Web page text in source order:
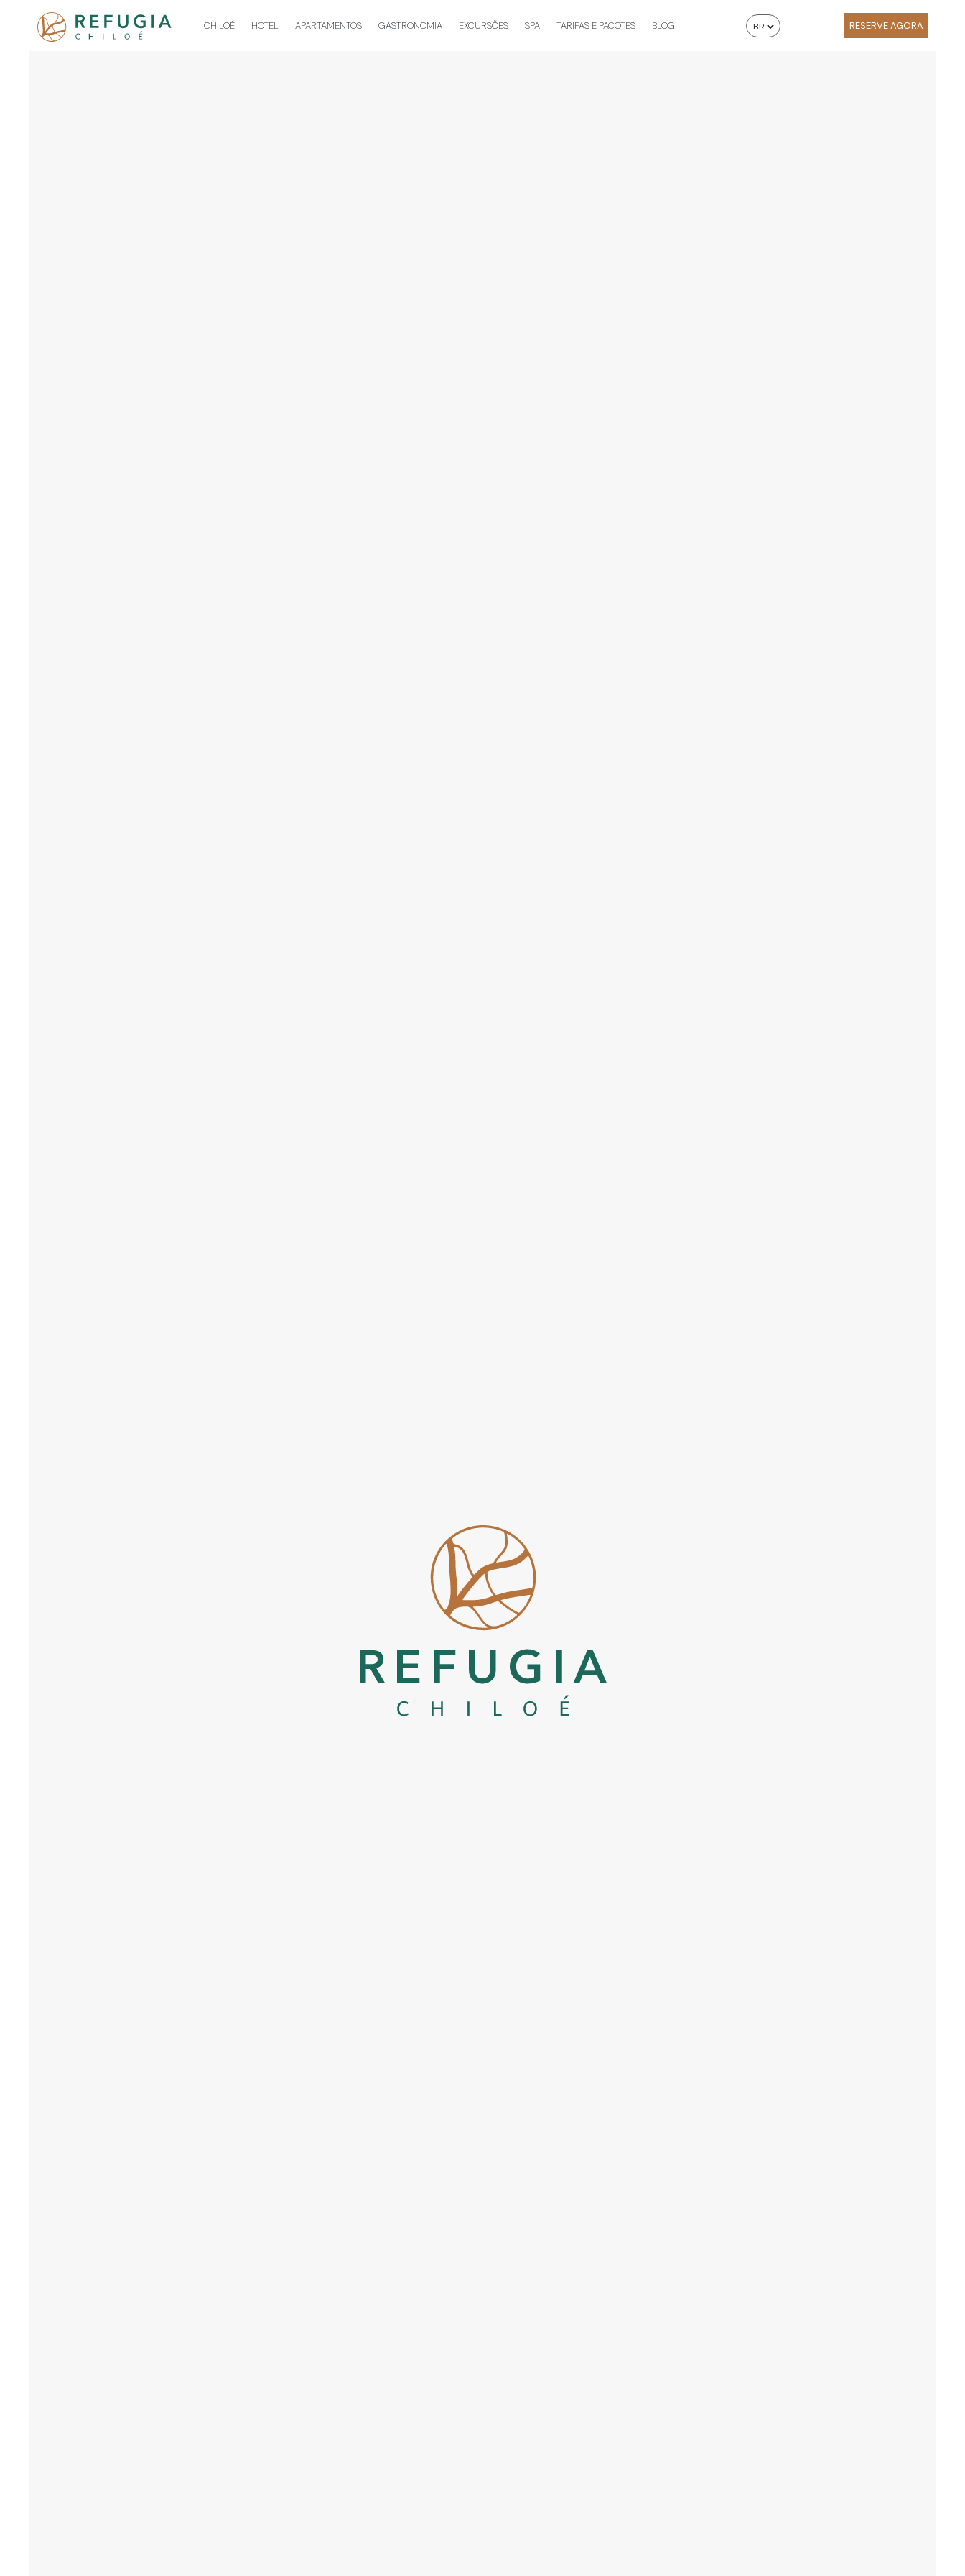
CHILOÉ HOTEL APARTAMENTOS GASTRONOMIA EXCURSÕES SPA TARIFAS E PACOTES BLOG RESERVE AGORA